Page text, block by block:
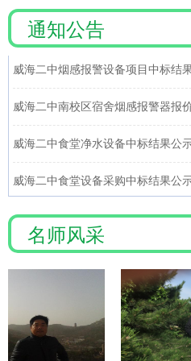
威海二中
著名画家、威
通知公告
威海二中烟感报警设备项目中标结
威海二中南校区宿舍烟感报警器报
威海二中食堂净水设备中标结果公
威海二中食堂设备采购中标结果公
名师风采